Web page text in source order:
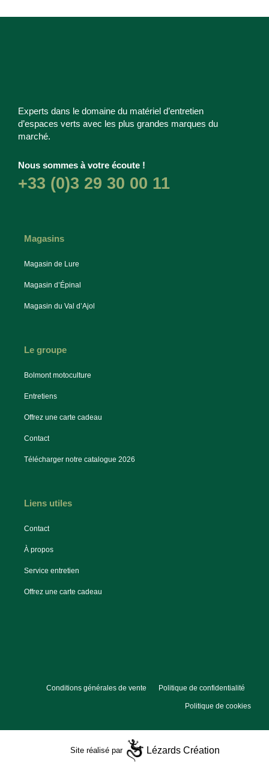
Experts dans le domaine du matériel d’entretien
d’espaces verts avec les plus grandes marques du
marché.
Nous sommes à votre écoute !
+33 (0)3 29 30 00 11
Magasins
Magasin de Lure
Magasin d’Épinal
Magasin du Val d’Ajol
Le groupe
Bolmont motoculture
Entretiens
Offrez une carte cadeau
Contact
Télécharger notre catalogue 2026
Liens utiles
Contact
À propos
Service entretien
Offrez une carte cadeau
Conditions générales de vente Politique de confidentialité
Politique de cookies
Site réalisé par Lézards Création